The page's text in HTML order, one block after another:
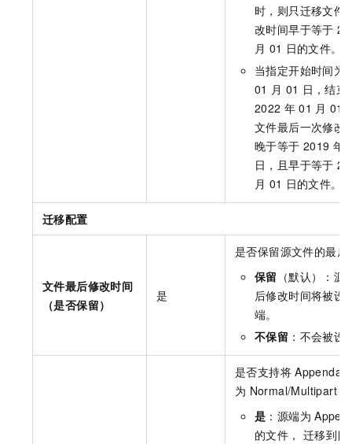
时，则只迁移文件
改时间早于等于
月 01 日的文件。
当指定开始时间为
01 月 01 日，结束
2022 年 01 月 01
文件最后一次修改
晚于等于 2019 年
日，且早于等于
月 01 日的文件。
迁移配置
文件最后修改时间
（是否保留）
是
是否保留源文件的最后
保留 （默认）：
后修改时间将被设
端。
不保留 ：不会被设
是否支持将
为 Normal/Multipart
是 ：源端为
的文件， 迁移到